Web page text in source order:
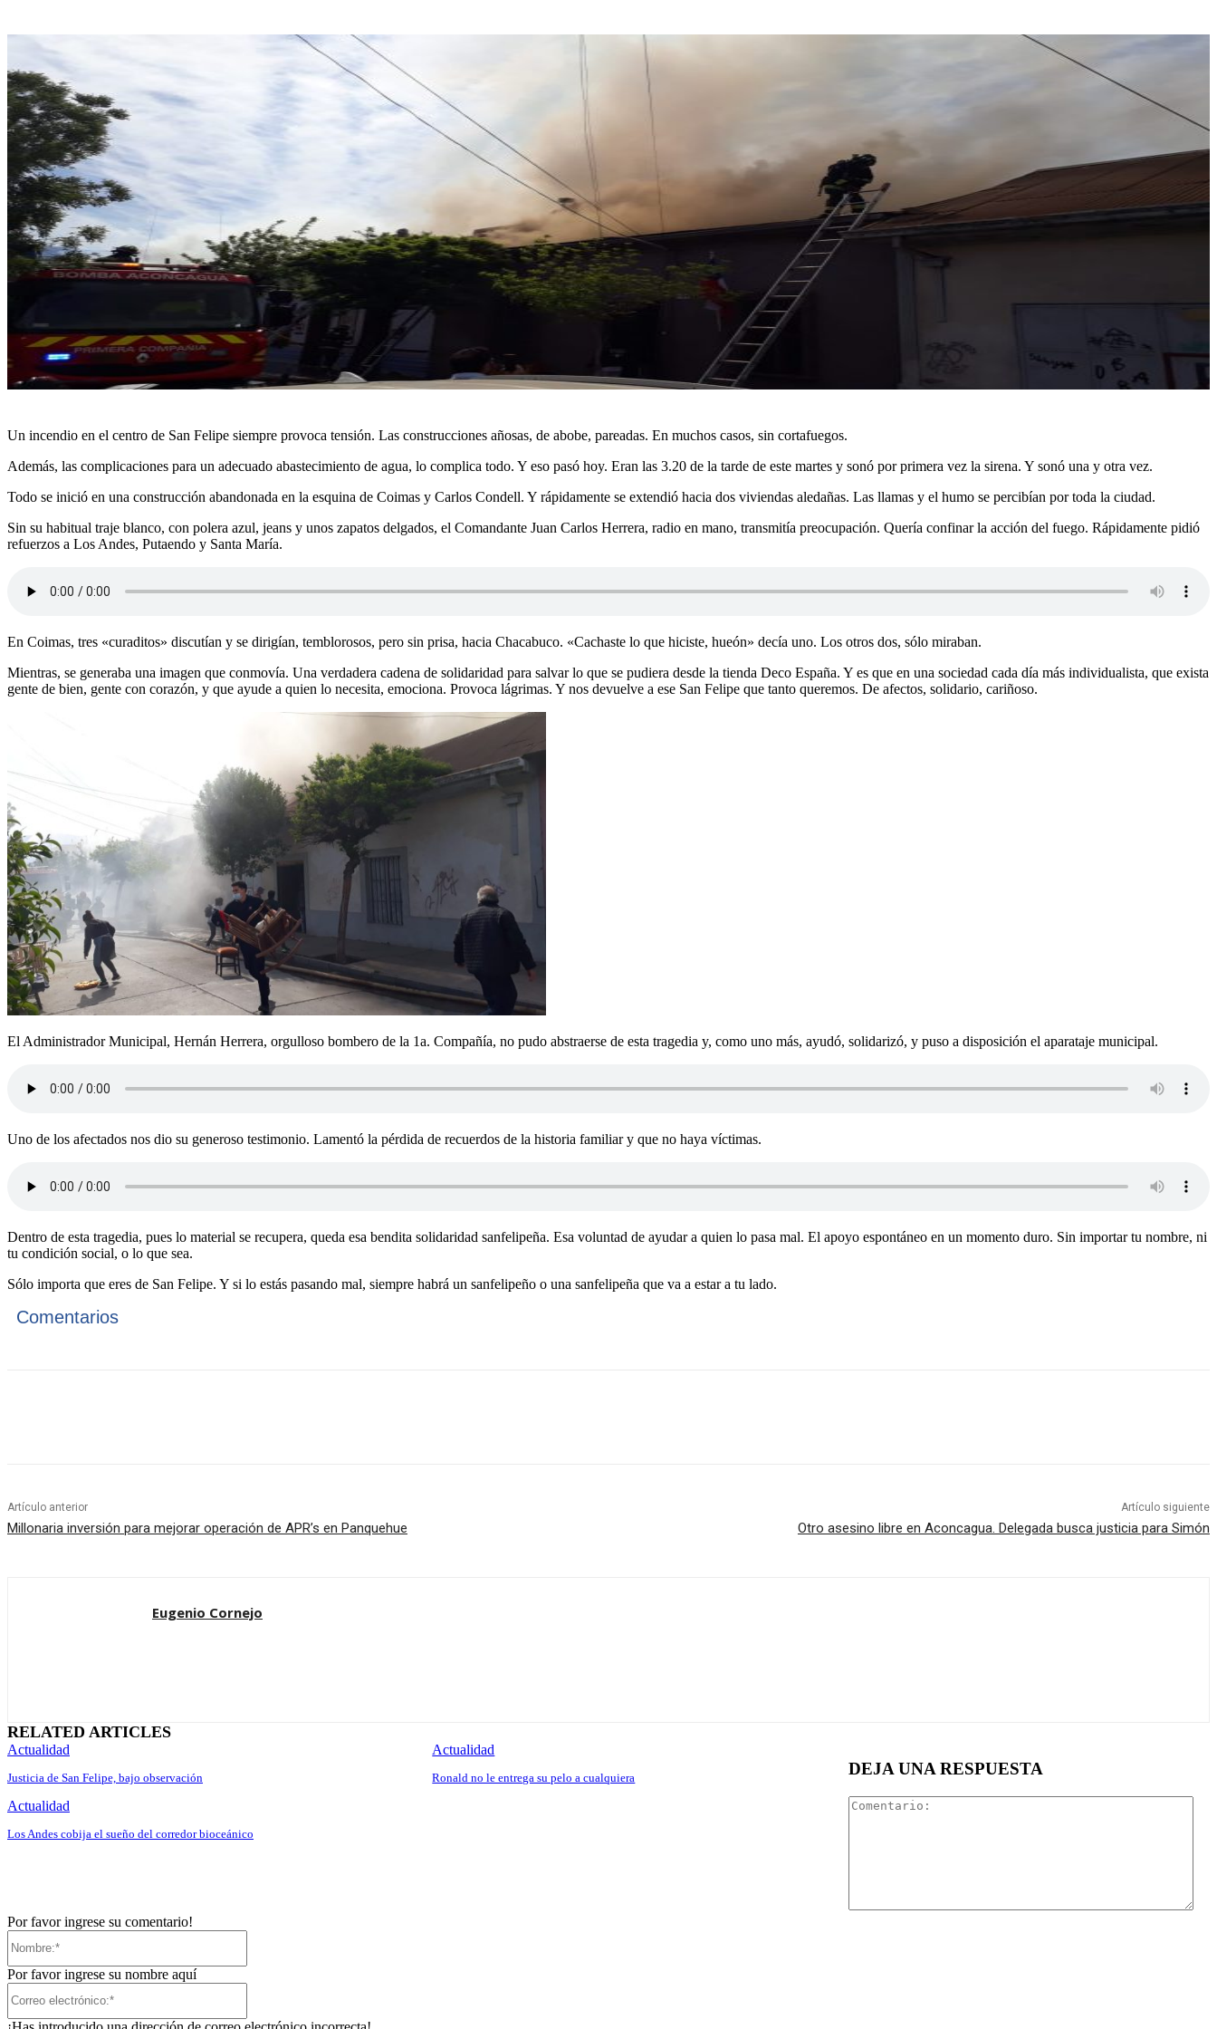
Un incendio en el centro de San Felipe siempre provoca tensión. Las construcciones añosas, de abobe, pareadas. En muchos casos, sin cortafuegos.
Además, las complicaciones para un adecuado abastecimiento de agua, lo complica todo. Y eso pasó hoy. Eran las 3.20 de la tarde de este martes y sonó por primera vez la sirena. Y sonó una y otra vez.
Todo se inició en una construcción abandonada en la esquina de Coimas y Carlos Condell. Y rápidamente se extendió hacia dos viviendas aledañas. Las llamas y el humo se percibían por toda la ciudad.
Sin su habitual traje blanco, con polera azul, jeans y unos zapatos delgados, el Comandante Juan Carlos Herrera, radio en mano, transmitía preocupación. Quería confinar la acción del fuego. Rápidamente pidió
refuerzos a Los Andes, Putaendo y Santa María.
En Coimas, tres «curaditos» discutían y se dirigían, temblorosos, pero sin prisa, hacia Chacabuco. «Cachaste lo que hiciste, hueón» decía uno. Los otros dos, sólo miraban.
Mientras, se generaba una imagen que conmovía. Una verdadera cadena de solidaridad para salvar lo que se pudiera desde la tienda Deco España. Y es que en una sociedad cada día más individualista, que exista
gente de bien, gente con corazón, y que ayude a quien lo necesita, emociona. Provoca lágrimas. Y nos devuelve a ese San Felipe que tanto queremos. De afectos, solidario, cariñoso.
El Administrador Municipal, Hernán Herrera, orgulloso bombero de la 1a. Compañía, no pudo abstraerse de esta tragedia y, como uno más, ayudó, solidarizó, y puso a disposición el aparataje municipal.
Uno de los afectados nos dio su generoso testimonio. Lamentó la pérdida de recuerdos de la historia familiar y que no haya víctimas.
Dentro de esta tragedia, pues lo material se recupera, queda esa bendita solidaridad sanfelipeña. Esa voluntad de ayudar a quien lo pasa mal. El apoyo espontáneo en un momento duro. Sin importar tu nombre, ni
tu condición social, o lo que sea.
Sólo importa que eres de San Felipe. Y si lo estás pasando mal, siempre habrá un sanfelipeño o una sanfelipeña que va a estar a tu lado.
Comentarios
Artículo anterior
Millonaria inversión para mejorar operación de APR’s en Panquehue
Artículo siguiente
Otro asesino libre en Aconcagua. Delegada busca justicia para Simón
Eugenio Cornejo
RELATED ARTICLES
Actualidad
Justicia de San Felipe, bajo observación
Actualidad
Ronald no le entrega su pelo a cualquiera
Actualidad
Los Andes cobija el sueño del corredor bioceánico
DEJA UNA RESPUESTA
Por favor ingrese su comentario!
Por favor ingrese su nombre aquí